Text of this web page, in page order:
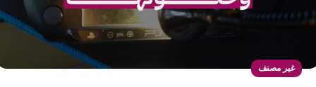
غير مصنف